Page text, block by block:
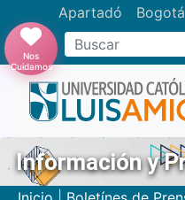
Apartadó Bogotá
Buscar
Nos
Cuidamos
Información y